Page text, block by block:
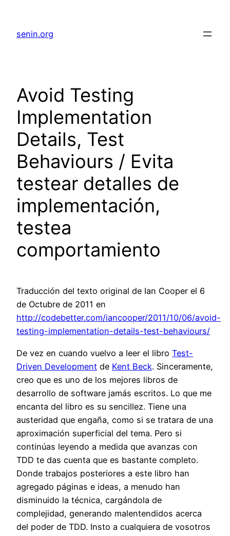
senin.org
Avoid Testing
Implementation
Details, Test
Behaviours / Evita
testear detalles de
implementación,
testea
comportamiento
Traducción del texto original de Ian Cooper el 6
de Octubre de 2011 en
http://codebetter.com/iancooper/2011/10/06/avoid-
testing-implementation-details-test-behaviours/
De vez en cuando vuelvo a leer el libro Test-
Driven Development de Kent Beck. Sinceramente,
creo que es uno de los mejores libros de
desarrollo de software jamás escritos. Lo que me
encanta del libro es su sencillez. Tiene una
austeridad que engaña, como si se tratara de una
aproximación superficial del tema. Pero si
continúas leyendo a medida que avanzas con
TDD te das cuenta que es bastante completo.
Donde trabajos posteriores a este libro han
agregado páginas e ideas, a menudo han
disminuido la técnica, cargándola de
complejidad, generando malentendidos acerca
del poder de TDD. Insto a cualquiera de vosotros